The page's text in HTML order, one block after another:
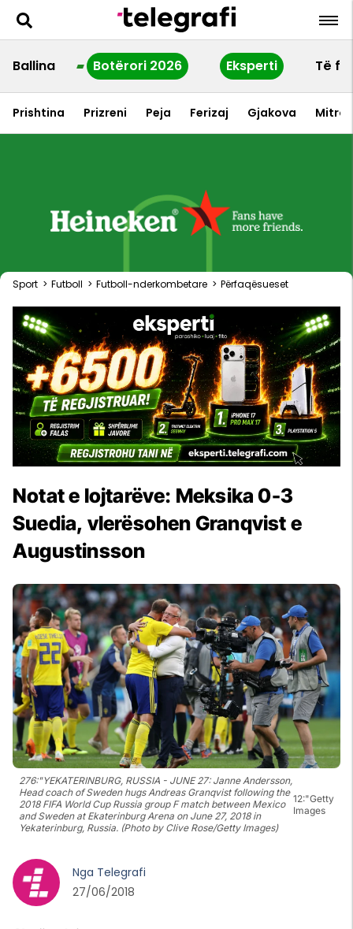
Ballina Botërori 2026 Eksperti Të
Prishtina Prizreni Peja Ferizaj Gjakova
Sport > Futboll > Futboll-nderkombetare > Përfaqësueset
Notat e lojtarëve: Meksika 0-3
Suedia, vlerësohen Granqvist e
Augustinsson
276:"YEKATERINBURG, RUSSIA - JUNE 27: Janne Andersson,
Head coach of Sweden hugs Andreas Granqvist following the
2018 FIFA World Cup Russia group F match between Mexico
and Sweden at Ekaterinburg Arena on June 27, 2018 in
Yekaterinburg, Russia. (Photo by Clive Rose/Getty Images)
12:"Getty
Images
Nga Telegrafi
27/06/2018